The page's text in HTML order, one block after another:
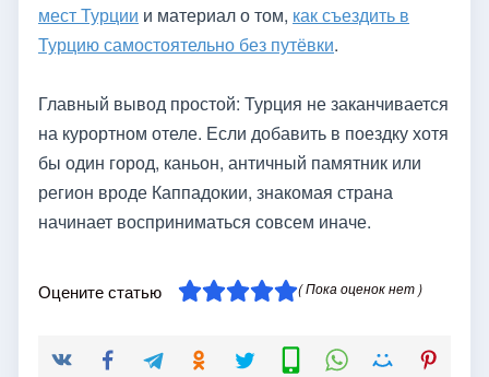
мест Турции и материал о том, как съездить в
Турцию самостоятельно без путёвки.
Главный вывод простой: Турция не заканчивается
на курортном отеле. Если добавить в поездку хотя
бы один город, каньон, античный памятник или
регион вроде Каппадокии, знакомая страна
начинает восприниматься совсем иначе.
Оцените статью ( Пока оценок нет )